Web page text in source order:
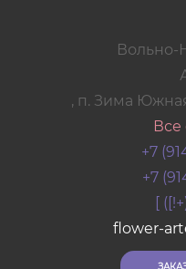
Вольно-
, п. Зима
+7
+7
[
flower-